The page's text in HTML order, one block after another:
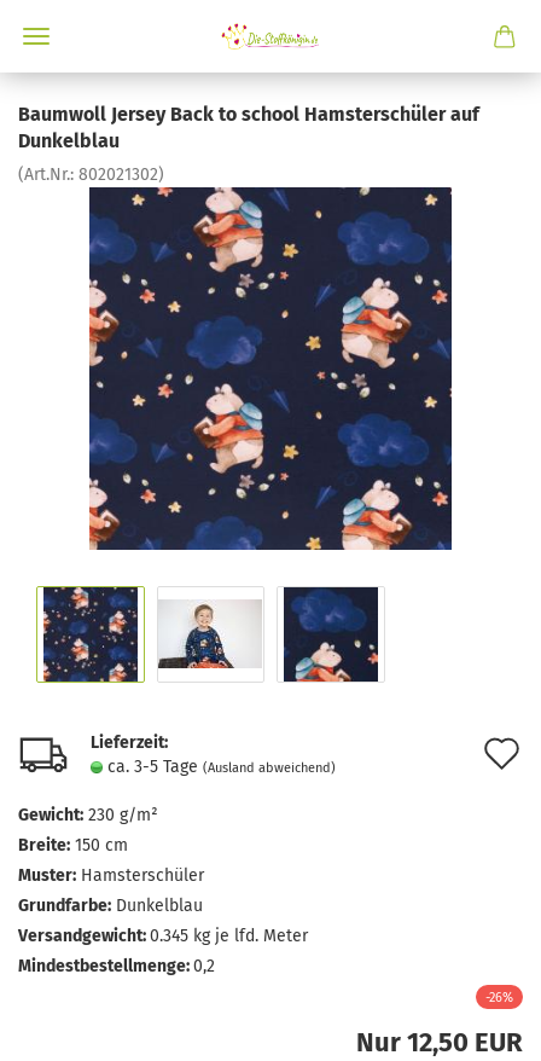
Baumwoll Jersey Back to school Hamsterschüler auf
Dunkelblau
(Art.Nr.: 802021302)
Lieferzeit:
ca. 3-5 Tage (Ausland abweichend)
Gewicht: 230 g/m²
Breite: 150 cm
Muster: Hamsterschüler
Grundfarbe: Dunkelblau
Versandgewicht:0.345 kg je lfd. Meter
Mindestbestellmenge:0,2
-26%
Nur 12,50 EUR